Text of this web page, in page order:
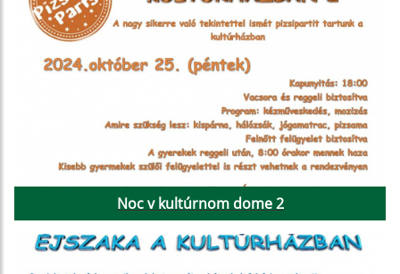
Noc v kultúrnom dome 2